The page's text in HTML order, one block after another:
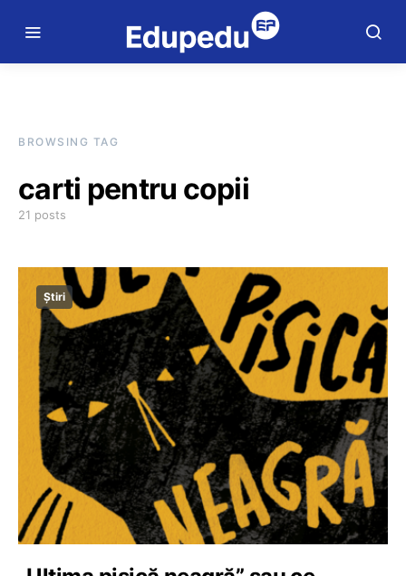
BROWSING TAG
carti pentru copii
21 posts
Știri